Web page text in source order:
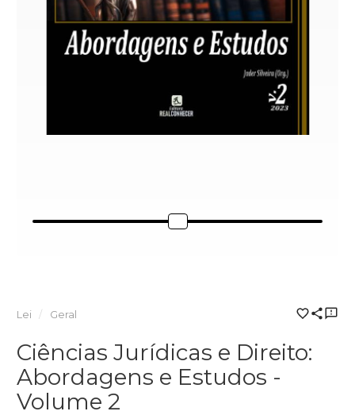
Lei Geral
Ciências Jurídicas e Direito:
Abordagens e Estudos -
Volume 2